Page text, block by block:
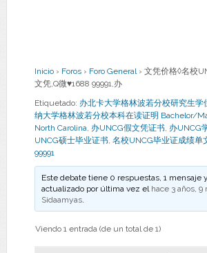
Inicio › Foros › Foro General › 文凭价格◊名校
文凭,Q微♥1688 99991,办
Etiquetado: 办北卡大学格林波若分校研究生学
纳大学格林波若分校本科在读证明 Bachelor/
North Carolina, 办UNCG假文凭证书, 办UNCG
UNCG硕士毕业证书, 名校UNCG毕业证成绩单
99991
Este debate tiene 0 respuestas, 1 mensaje
actualizado por última vez el hace 3 años, 9
Sidaamyas.
Viendo 1 entrada (de un total de 1)